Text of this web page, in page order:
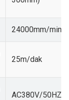
24000mm/min
25m/dak
AC380V/50HZ